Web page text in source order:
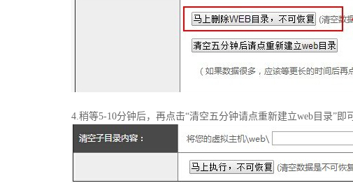
4.稍等5-10分钟后，再点击“清空五分钟请点重新建立web目录”即可